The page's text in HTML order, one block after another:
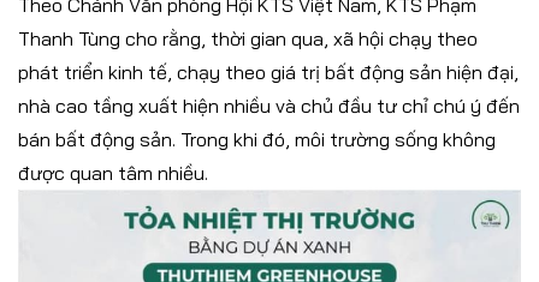
Thanh Tùng cho rằng, thời gian qua, xã hội chạy theo
phát triển kinh tế, chạy theo giá trị bất động sản hiện đại,
nhà cao tầng xuất hiện nhiều và chủ đầu tư chỉ chú ý đến
bán bất động sản. Trong khi đó, môi trường sống không
được quan tâm nhiều.